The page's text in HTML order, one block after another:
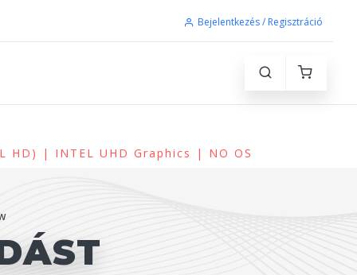
Bejelentkezés / Regisztráció
| INTEL UHD Graphics | NO OS